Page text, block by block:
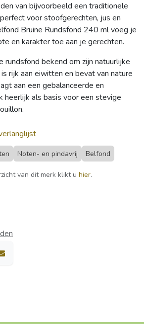
van bijvoorbeeld een traditionele
voor stoofgerechten, jus en
Bruine Rundsfond 240 ml voeg je
en karakter toe aan je gerechten.
rundsfond bekend om zijn natuurlijke
rijk aan eiwitten en bevat van nature
aan een gebalanceerde en
heerlijk als basis voor een stevige
Noten- en pindavrij Belfond
van dit merk klikt u hier.